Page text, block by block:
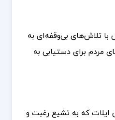
با تلاش‌های بی‌وقفه‌ای به
مردم برای دستیابی به
ایلات که به تشیع رغبت و